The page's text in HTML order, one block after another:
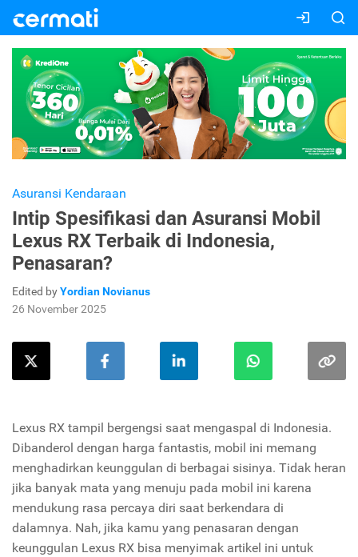
Asuransi Kendaraan
Intip Spesifikasi dan Asuransi Mobil
Lexus RX Terbaik di Indonesia,
Penasaran?
Edited byYordian Novianus
26 November 2025
Lexus RX tampil bergengsi saat mengaspal di Indonesia.
Dibanderol dengan harga fantastis, mobil ini memang
menghadirkan keunggulan di berbagai sisinya. Tidak heran
jika banyak mata yang menuju pada mobil ini karena
mendukung rasa percaya diri saat berkendara di
dalamnya. Nah, jika kamu yang penasaran dengan
keunggulan Lexus RX bisa menyimak artikel ini untuk